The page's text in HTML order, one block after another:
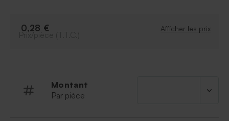
0,28 € Afficher les prix
Montant
Par pièce